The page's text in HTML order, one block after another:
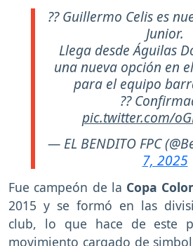
?? Guillermo Celis es
Junior.
Llega desde Águilas
una nueva opción en
para el equipo
??
pic.twitter.com/
— EL BENDITO FPC
7, 2025
Fue campeón de la Copa
2015 y se formó en las
club, lo que hace de este
movimiento cargado de